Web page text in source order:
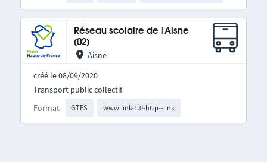
Réseau scolaire de l'Aisne
(02)
Aisne
créé le 08/09/2020
Format GTFS www:link-1.0-http--link
Transport public collectif